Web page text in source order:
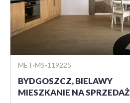
MET-MS-119225
BYDGOSZCZ, BIELAWY
MIESZKANIE NA SPRZEDAŻ